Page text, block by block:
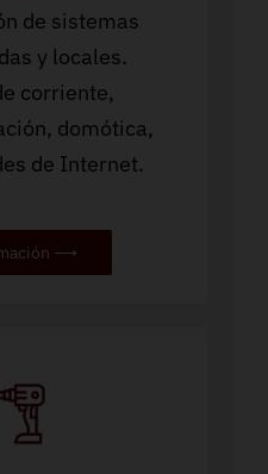
de sistemas
y locales.
corriente,
domótica,
de Internet.
⟶